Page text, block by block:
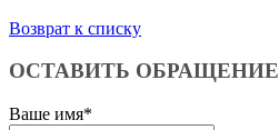
Возврат к списку
ОСТАВИТЬ ОБРАЩЕНИЕ
Ваше имя*